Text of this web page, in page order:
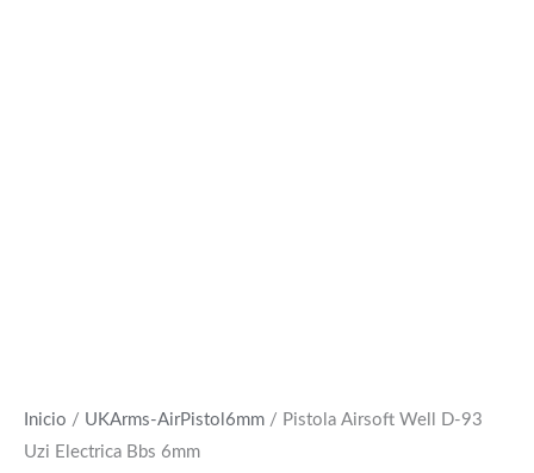
Inicio / UKArms-AirPistol6mm / Pistola Airsoft Well D-93
Uzi Electrica Bbs 6mm